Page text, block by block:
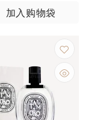
加入购物袋